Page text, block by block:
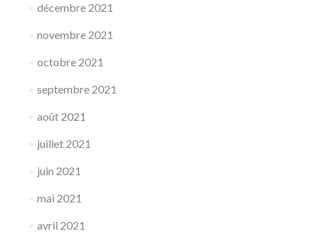
décembre 2021
novembre 2021
octobre 2021
septembre 2021
août 2021
juillet 2021
juin 2021
mai 2021
avril 2021